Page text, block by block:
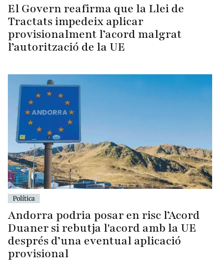
El Govern reafirma que la Llei de
Tractats impedeix aplicar
provisionalment l’acord malgrat
l’autorització de la UE
Política
Andorra podria posar en risc l’Acord
Duaner si rebutja l'acord amb la UE
després d’una eventual aplicació
provisional